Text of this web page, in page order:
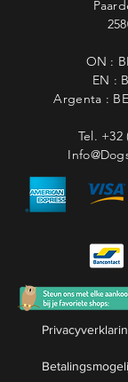
ON :
EN :
Argenta :
Tel. +32